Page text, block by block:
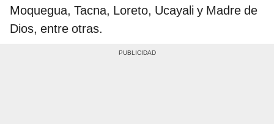
Moquegua, Tacna, Loreto, Ucayali y Madre de
Dios, entre otras.